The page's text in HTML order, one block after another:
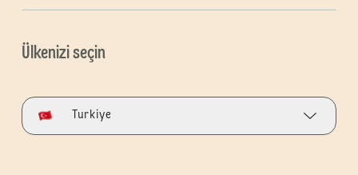
Ülkenizi seçin
Turkiye